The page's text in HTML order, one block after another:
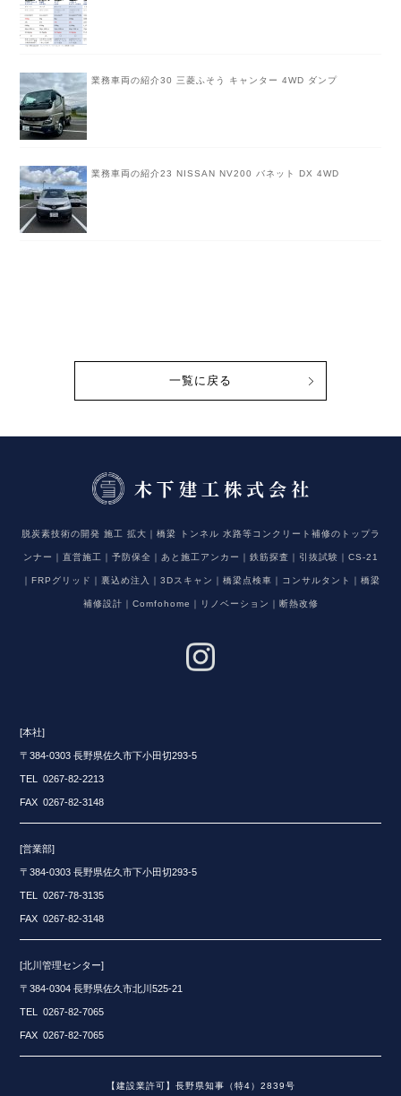
業務車両の紹介30 三菱ふそう キャンター 4WD ダンプ
業務車両の紹介23 NISSAN NV200 バネット DX 4WD
一覧に戻る
脱炭素技術の開発 施工 拡大｜橋梁 トンネル 水路等コンクリート補修のトップラ
ンナー｜直営施工｜予防保全｜あと施工アンカー｜鉄筋探査｜引抜試験｜CS-21
｜FRPグリッド｜裏込め注入｜3Dスキャン｜橋梁点検車｜コンサルタント｜橋梁
補修設計｜Comfohome｜リノベーション｜断熱改修
[本社]
〒384-0303 長野県佐久市下小田切293-5
TEL 0267-82-2213
FAX 0267-82-3148
[営業部]
〒384-0303 長野県佐久市下小田切293-5
TEL 0267-78-3135
FAX 0267-82-3148
[北川管理センター]
〒384-0304 長野県佐久市北川525-21
TEL 0267-82-7065
FAX 0267-82-7065
【建設業許可】長野県知事（特4）2839号